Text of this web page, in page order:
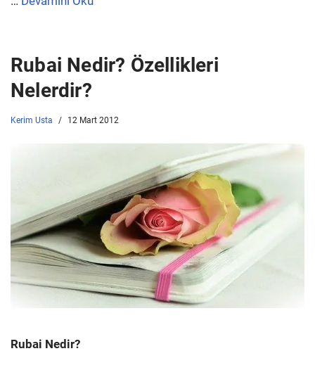
Rubai Nedir? Özellikleri
Nelerdir?
Kerim Usta 12 Mart 2012
Rubai Nedir?